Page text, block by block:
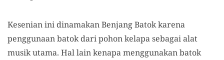
Kesenian ini dinamakan Benjang Batok karena
penggunaan batok dari pohon kelapa sebagai alat
musik utama. Hal lain kenapa menggunakan batok